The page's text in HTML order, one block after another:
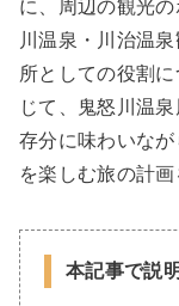
に、周辺の観光
川温泉・川治温
所としての役割
じて、鬼怒川温
存分に味わいな
を楽しむ旅の計画
本記事で説